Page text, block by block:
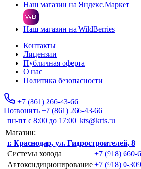
Наш магазин на Яндекс.Маркет
Наш магазин на WildBerries
Контакты
Лицензии
Публичная оферта
О нас
Политика безопасности
+7 (861) 266-43-66
Позвонить +7 (861) 266-43-66
пн-пт с 8:00 до 17:00 kts@krts.ru
Магазин:
г. Краснодар, ул. Гидростроителей, 8
Системы холода
+7 (918) 660-
Автокондиционирование +7 (918) 0-